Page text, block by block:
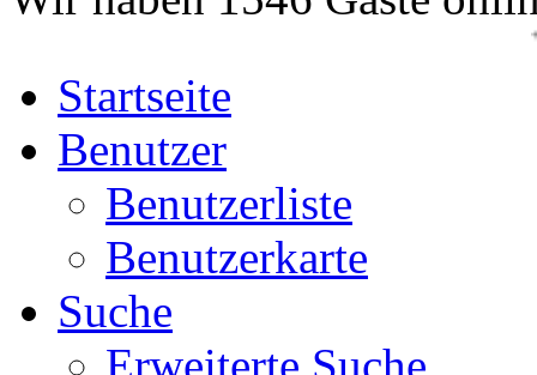
Startseite
Benutzer
Benutzerliste
Benutzerkarte
Suche